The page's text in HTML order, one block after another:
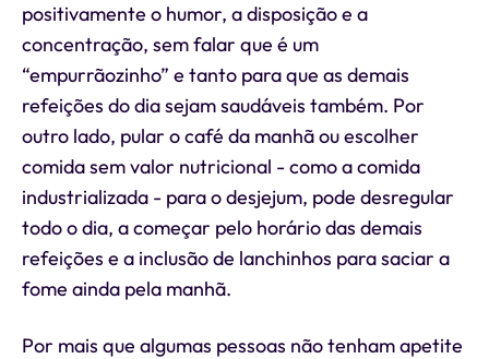
positivamente o humor, a disposição e a
concentração, sem falar que é um
“empurrãozinho” e tanto para que as demais
refeições do dia sejam saudáveis também. Por
outro lado, pular o café da manhã ou escolher
comida sem valor nutricional - como a comida
industrializada - para o desjejum, pode desregular
todo o dia, a começar pelo horário das demais
refeições e a inclusão de lanchinhos para saciar a
fome ainda pela manhã.
Por mais que algumas pessoas não tenham apetite